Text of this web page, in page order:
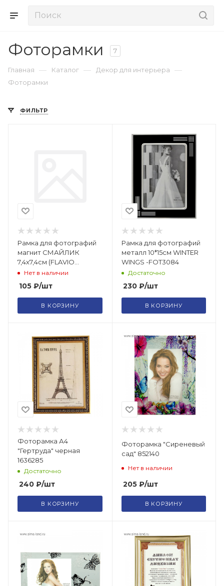
Фоторамки 7
Главная — Каталог — Декор для интерьера —
Фоторамки
ФИЛЬТР
Рамка для фотографий
магнит СМАЙЛИК
7,4х7,4см (FLAVIO
FERRUCCI) FOT1040
Нет в наличии
105 ₽/шт
В КОРЗИНУ
Рамка для фотографий
металл 10*15см WINTER
WINGS -FOT3084
Достаточно
230₽/шт
В КОРЗИНУ
Фоторамка А4
"Гертруда" черная
1636285
Достаточно
240 ₽/шт
В КОРЗИНУ
Фоторамка "Сиреневый
сад" 852140
Нет в наличии
205₽/шт
В КОРЗИНУ